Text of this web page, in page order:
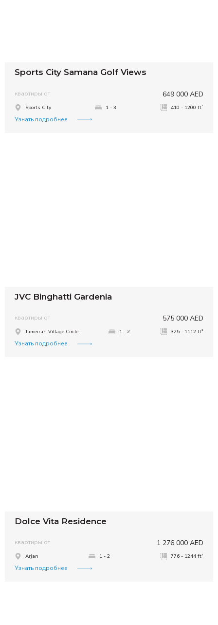
Sports City Samana Golf Views
649 000 AED
квартиры от
Sports City 1 - 3 410 - 1200 ft²
Узнать подробнее
JVC Binghatti Gardenia
575 000 AED
квартиры от
Jumeirah Village Circle 1 - 2 325 - 1112 ft²
Узнать подробнее
Dolce Vita Residence
1 276 000 AED
квартиры от
Arjan 1 - 2 776 - 1244 ft²
Узнать подробнее